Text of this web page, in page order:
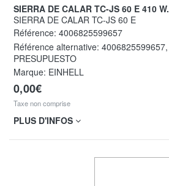
SIERRA DE CALAR TC-JS 60 E 410 W.
SIERRA DE CALAR TC-JS 60 E
Référence: 4006825599657
Référence alternative: 4006825599657,
PRESUPUESTO
Marque: EINHELL
0,00€
Taxe non comprise
PLUS D'INFOS